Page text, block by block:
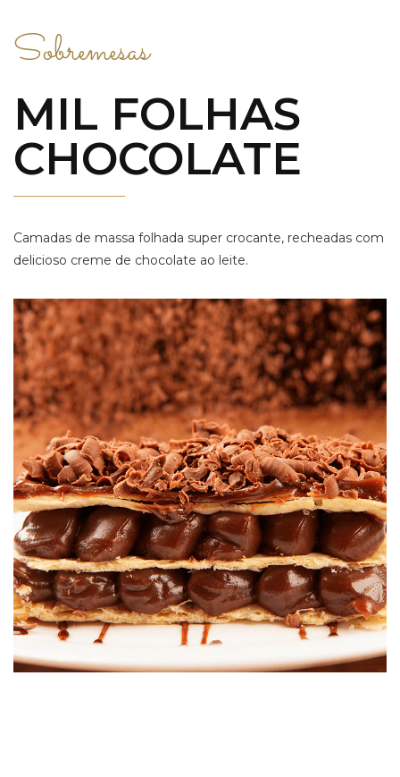
Sobremesas
MIL FOLHAS
CHOCOLATE
Camadas de massa folhada super crocante, recheadas com
delicioso creme de chocolate ao leite.